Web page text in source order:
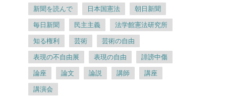
新聞を読んで 日本国憲法 朝日新聞
毎日新聞 民主主義 法学館憲法研究所
知る権利 芸術 芸術の自由
表現の不自由展 表現の自由 誹謗中傷
論座 論文 論説 講師 講座
講演会